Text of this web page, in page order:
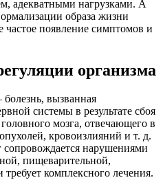
адекватными нагрузками. А
образа жизни
частое появление симптомов и
организма
вызванная
системы в результате сбоя
мозга, отвечающего в
кровоизлияний и т. д.
нарушениями
пищеварительной,
требует комплексного лечения.